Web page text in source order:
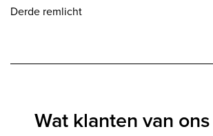
Derde remlicht
Wat klanten van